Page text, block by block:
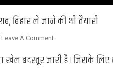
बिहार ले जाने की थी तैयारी
Leave A CommentOn
खेल बदस्तूर जारी है। जिसके